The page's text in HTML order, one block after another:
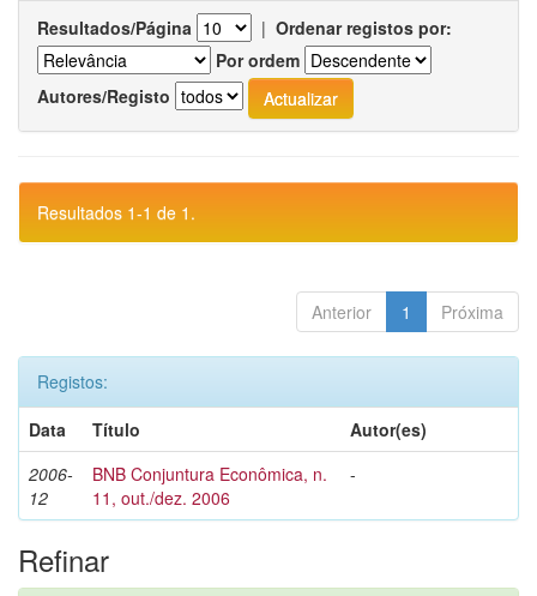
Resultados/Página | Ordenar registos por:
Por ordem
Autores/Registo
Resultados 1-1 de 1.
Anterior 1 Próxima
Registos:
Data
Título
Autor(es)
2006-
12
BNB Conjuntura Econômica, n.
11, out./dez. 2006
-
Refinar